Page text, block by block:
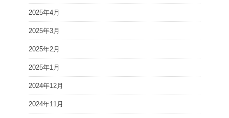
2025年4月
2025年3月
2025年2月
2025年1月
2024年12月
2024年11月